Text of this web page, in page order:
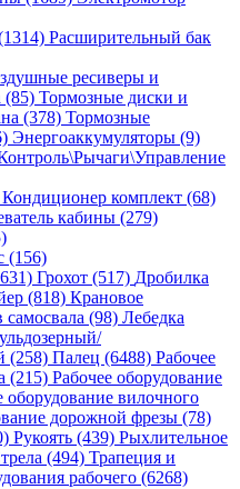
Расширительный бак
ресиверы и
(85) Тормозные диски и
(378) Тормозные
Энергоаккумуляторы (9)
Кондиционер комплект (68)
кабины (279)
(156)
Грохот (517) Дробилка
(818) Крановое
самосвала (98) Лебедка
(258) Палец (6488) Рабочее
(215) Рабочее оборудование
оборудование вилочного
дорожной фрезы (78)
Рукоять (439) Рыхлительное
(494) Трапеция и
рабочего (6268)